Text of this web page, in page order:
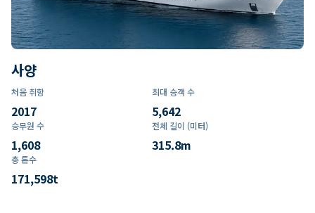
사양
처음 취항
2017
최대 승객 수
5,642
승무원 수
1,608
전체 길이 (미터)
315.8m
총 톤수
171,598t